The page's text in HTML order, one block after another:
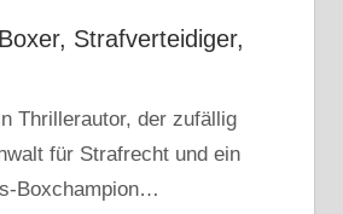
Strafverteidiger,
Thrillerautor, der zufällig
für Strafrecht und ein
Boxchampion…